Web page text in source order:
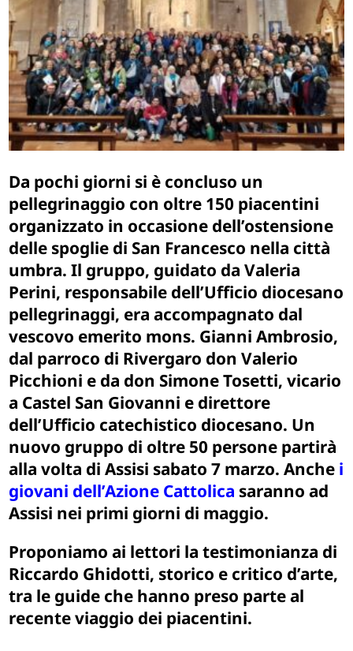
Da pochi giorni si è concluso un
pellegrinaggio con oltre 150 piacentini
organizzato in occasione dell’ostensione
delle spoglie di San Francesco nella città
umbra. Il gruppo, guidato da Valeria
Perini, responsabile dell’Ufficio diocesano
pellegrinaggi, era accompagnato dal
vescovo emerito mons. Gianni Ambrosio,
dal parroco di Rivergaro don Valerio
Picchioni e da don Simone Tosetti, vicario
a Castel San Giovanni e direttore
dell’Ufficio catechistico diocesano. Un
nuovo gruppo di oltre 50 persone partirà
alla volta di Assisi sabato 7 marzo. Anche i
giovani dell’Azione Cattolica saranno ad
Assisi nei primi giorni di maggio.
Proponiamo ai lettori la testimonianza di
Riccardo Ghidotti, storico e critico d’arte,
tra le guide che hanno preso parte al
recente viaggio dei piacentini.